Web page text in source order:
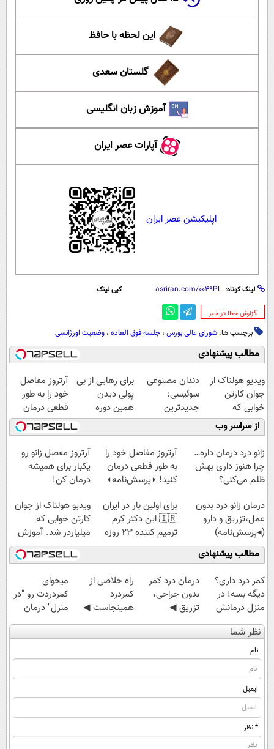
این لحظه با حافظ
گلستان سعدی
آموزش زبان انگلیسی
آپارات عصر ایران
اپلیکیشن عصر ایران
لینک کوتاه: کپی لینک
‌گزارش خطا در خبر
برچسب ها: شورای عالی بورس ، جلسه فوق العاده ، وضعیت اورژانسی
مطالب پیشنهادی
ویدیو هولناک از
جوان کارتن
خوابی که
میلیاردر شد.
آموزش رایگان
دندان مصنوعی
سوئیسی:
جدیدترین
فناوری اروپا،
سبک و مقاوم |
پرداخت قسطی
برای رهایی از بی
پولی دیدن
همین دوره
رایگان کافیه!
(شمارتو وارد کن)
آرتروز مفاصل
خود را به طور
قطعی درمان
کنید!
◗پرسش‌نامه◖
از سراسر وب
زانو درد درمان داره…
چرا هنوز داری بهش
ظلم می‌کنی؟
آرتروز مفاصل خود را
به طور قطعی درمان
کنید! ◗پرسش‌نامه◖
آرتروز مفصل زانو رو
یکبار برای همیشه
درمان کن!
درمان زانو درد بدون
عمل،تزریق و دارو
(◂پرسش‌نامه)
برای اولین بار در ایران
🇮🇷 این دکتر کرم
ترمیم کننده 23 روزه
ساخت!
ویدیو هولناک از جوان
کارتن خوابی که
میلیاردر شد. آموزش
رایگان
مطالب پیشنهادی
کمر درد داری؟
دیگه بسه! در
منزل درمانش
کن
(◀پرسش‌نامه)
درمان درد کمر
بدون جراحی،
تزریق ◀
پرسش‌نامه رو پر
کن ▶
‌راه خلاصی از
کمردرد
همینجاست ◀
فقط کافیه فرم
رو پر کنی!
میخوای
کمردردت رو "در
منزل" درمان
کنی؟ (◂فیلم +
◂پرسش‌نامه)
نظر شما
نام
ایمیل
* نظر